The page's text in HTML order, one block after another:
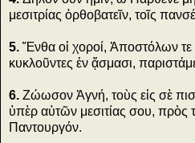
μεσιτρίας ὀρθοβατεῖν, τοῖς
5. Ἔνθα οἱ χοροί, Ἀποστόλων τε
κυκλοῦντες ἐν ᾄσμασι,
6. Ζώωσον Ἁγνή, τοὺς εἰς σὲ
ὑπὲρ αὐτῶν μεσιτίας σου, πρὸς
Παντουργόν.